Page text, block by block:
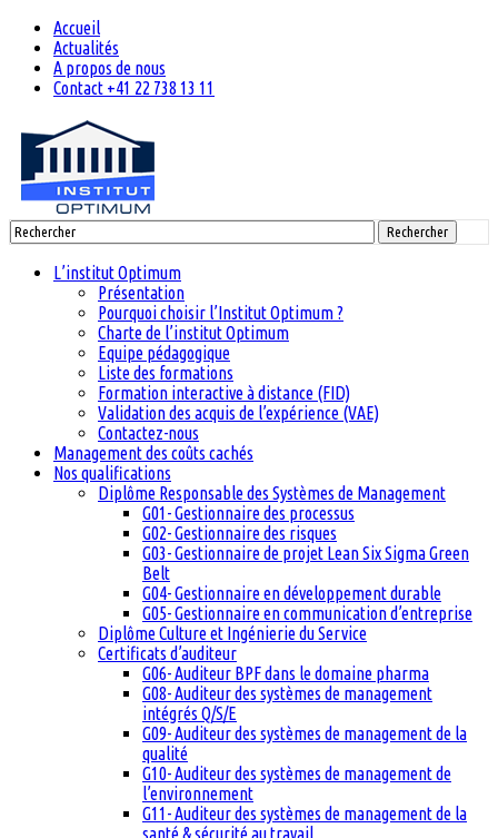
Accueil
Actualités
A propos de nous
Contact +41 22 738 13 11
Rechercher
L’institut Optimum
Présentation
Pourquoi choisir l’Institut Optimum ?
Charte de l’institut Optimum
Equipe pédagogique
Liste des formations
Formation interactive à distance (FID)
Validation des acquis de l’expérience (VAE)
Contactez-nous
Management des coûts cachés
Nos qualifications
Diplôme Responsable des Systèmes de Management
G01- Gestionnaire des processus
G02- Gestionnaire des risques
G03- Gestionnaire de projet Lean Six Sigma Green
Belt
G04- Gestionnaire en développement durable
G05- Gestionnaire en communication d’entreprise
Diplôme Culture et Ingénierie du Service
Certificats d’auditeur
G06- Auditeur BPF dans le domaine pharma
G08- Auditeur des systèmes de management
intégrés Q/S/E
G09- Auditeur des systèmes de management de la
qualité
G10- Auditeur des systèmes de management de
l’environnement
G11- Auditeur des systèmes de management de la
santé & sécurité au travail